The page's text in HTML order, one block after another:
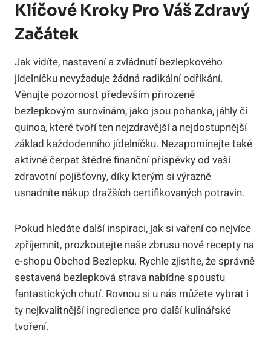
Klíčové Kroky Pro Váš Zdravý
Začátek
Jak vidíte, nastavení a zvládnutí bezlepkového
jídelníčku nevyžaduje žádná radikální odříkání.
Věnujte pozornost především přirozeně
bezlepkovým surovinám, jako jsou pohanka, jáhly či
quinoa, které tvoří ten nejzdravější a nejdostupnější
základ každodenního jídelníčku. Nezapomínejte také
aktivně čerpat štědré finanční příspěvky od vaší
zdravotní pojišťovny, díky kterým si výrazně
usnadníte nákup dražších certifikovaných potravin.
Pokud hledáte další inspiraci, jak si vaření co nejvíce
zpříjemnit, prozkoutejte naše zbrusu nové recepty na
e-shopu Obchod Bezlepku. Rychle zjistíte, že správně
sestavená bezlepková strava nabídne spoustu
fantastických chutí. Rovnou si u nás můžete vybrat i
ty nejkvalitnější ingredience pro další kulinářské
tvoření.